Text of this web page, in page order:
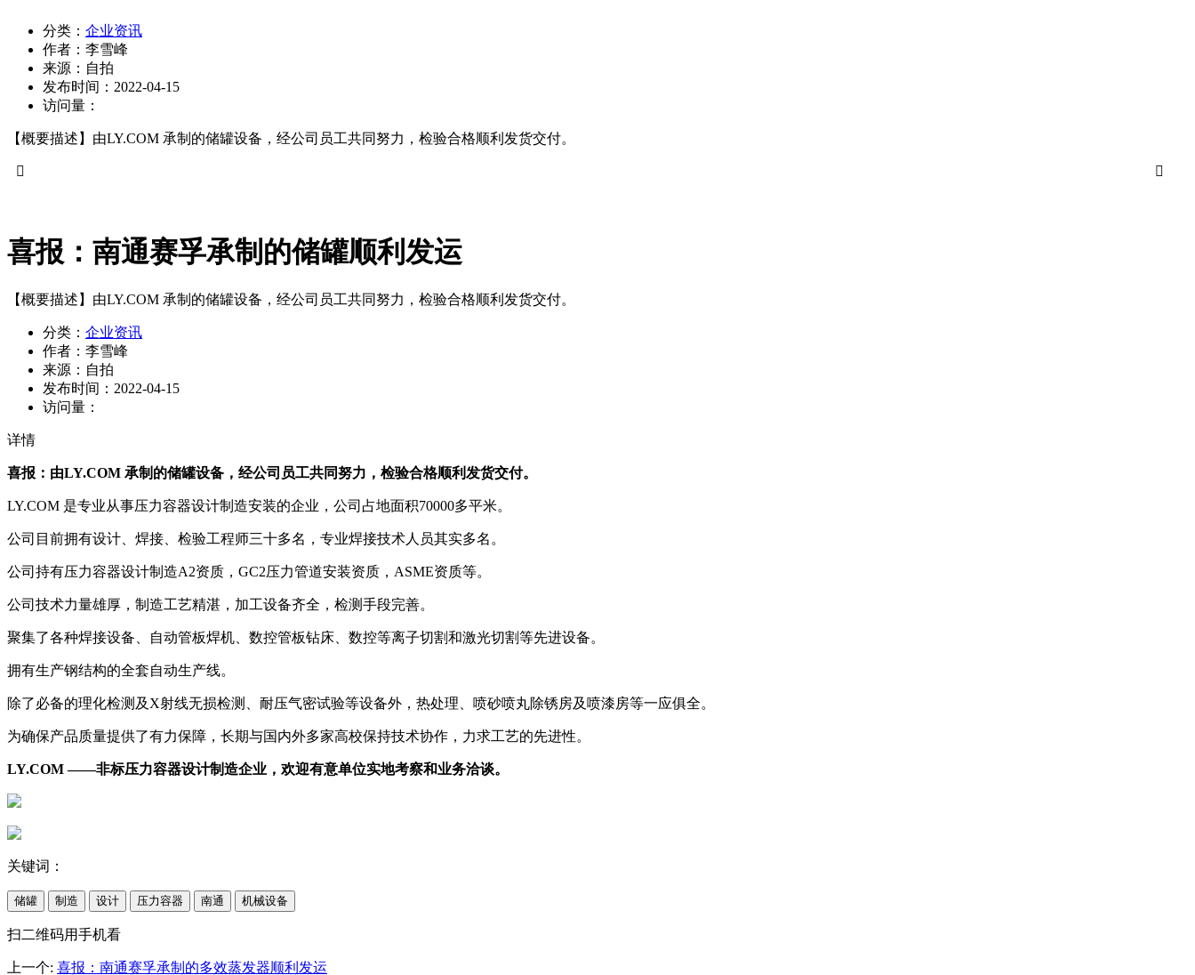
分类： 企业资讯
作者： 李雪峰
来源： 自拍
发布时间： 2022-04-15
访问量：
【概要描述】 由LY.COM 承制的储罐设备，经公司员工共同努力，检验合格顺利发货交付。


喜报：南通赛孚承制的储罐顺利发运
【概要描述】 由LY.COM 承制的储罐设备，经公司员工共同努力，检验合格顺利发货交付。
分类： 企业资讯
作者： 李雪峰
来源： 自拍
发布时间： 2022-04-15
访问量：
详情
喜报：由LY.COM 承制的储罐设备，经公司员工共同努力，检验合格顺利发货交付。
LY.COM 是专业从事压力容器设计制造安装的企业，公司占地面积70000多平米。
公司目前拥有设计、焊接、检验工程师三十多名，专业焊接技术人员其实多名。
公司持有压力容器设计制造A2资质，GC2压力管道安装资质，ASME资质等。
公司技术力量雄厚，制造工艺精湛，加工设备齐全，检测手段完善。
聚集了各种焊接设备、自动管板焊机、数控管板钻床、数控等离子切割和激光切割等先进设备。
拥有生产钢结构的全套自动生产线。
除了必备的理化检测及X射线无损检测、耐压气密试验等设备外，热处理、喷砂喷丸除锈房及喷漆房等一应俱全。
为确保产品质量提供了有力保障，长期与国内外多家高校保持技术协作，力求工艺的先进性。
LY.COM ——非标压力容器设计制造企业，欢迎有意单位实地考察和业务洽谈。
关键词：
储罐 制造 设计 压力容器 南通 机械设备
扫二维码用手机看
上一个: 喜报：南通赛孚承制的多效蒸发器顺利发运